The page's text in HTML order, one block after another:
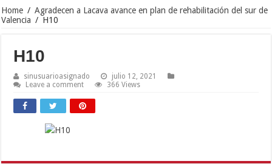
Home / Agradecen a Lacava avance en plan de rehabilitación del sur de
Valencia / H10
H10
sinusuarioasignado
julio 12, 2021
Leave a comment
366 Views